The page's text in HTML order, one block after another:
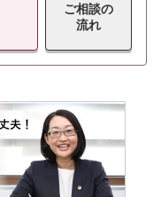
ご相談の
流れ